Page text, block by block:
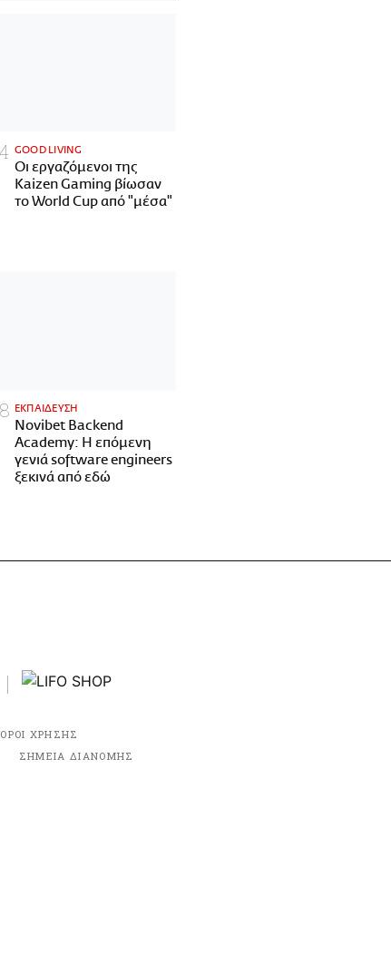
GOOD LIVING
Οι εργαζόμενοι της
Kaizen Gaming βίωσαν
το World Cup από "μέσα"
ΕΚΠΑΙΔΕΥΣΗ
Novibet Backend
Academy: Η επόμενη
γενιά software engineers
ξεκινά από εδώ
ΟΡΟΙ ΧΡΗΣΗΣ
ΣΗΜΕΙΑ ΔΙΑΝΟΜΗΣ